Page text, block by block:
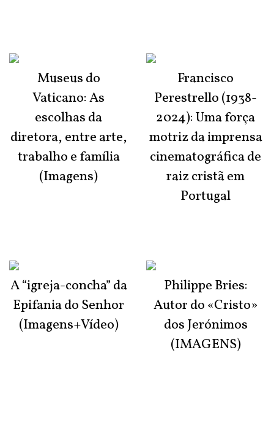
Museus do
Vaticano: As
escolhas da
diretora, entre arte,
trabalho e família
(Imagens)
A “igreja-concha” da
Epifania do Senhor
(Imagens+Vídeo)
Francisco
Perestrello (1938-
2024): Uma força
motriz da imprensa
cinematográfica de
raiz cristã em
Portugal
Philippe Bries:
Autor do «Cristo»
dos Jerónimos
(IMAGENS)